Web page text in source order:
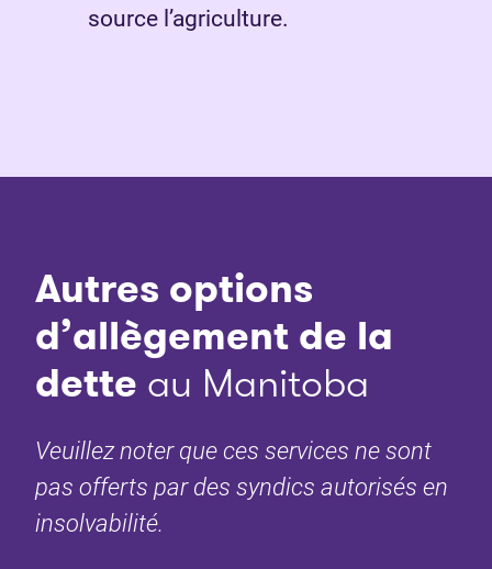
source l’agriculture.
Autres options
d’allègement de la
dette au Manitoba
Veuillez noter que ces services ne sont
pas offerts par des syndics autorisés en
insolvabilité.